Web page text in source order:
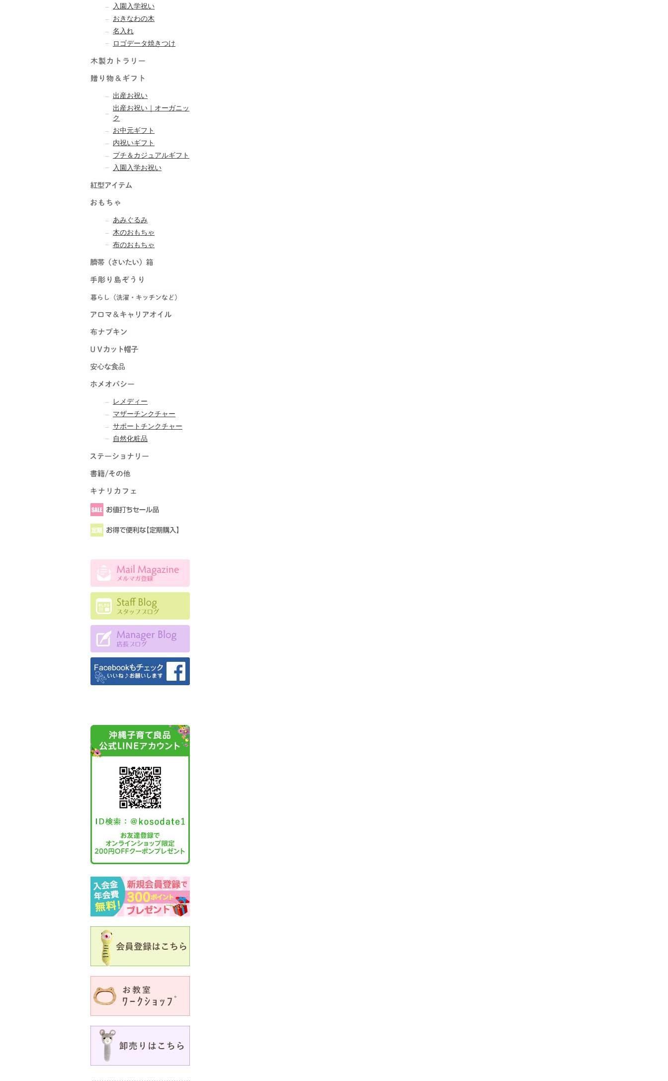
入園入学祝い
おきなわの木
名入れ
ロゴデータ焼きつけ
出産お祝い
出産お祝い｜オーガニッ
ク
お中元ギフト
内祝いギフト
プチ＆カジュアルギフト
入園入学お祝い
あみぐるみ
木のおもちゃ
布のおもちゃ
レメディー
マザーチンクチャー
サポートチンクチャー
自然化粧品